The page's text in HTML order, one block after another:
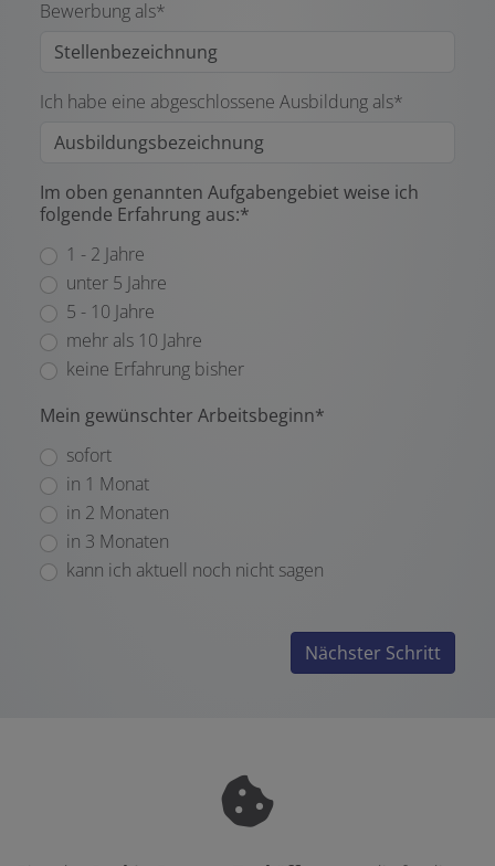
Bewerbung als*
Ich habe eine abgeschlossene Ausbildung als*
Im oben genannten Aufgabengebiet weise ich
folgende Erfahrung aus:*
1 - 2 Jahre
unter 5 Jahre
5 - 10 Jahre
mehr als 10 Jahre
keine Erfahrung bisher
Mein gewünschter Arbeitsbeginn*
sofort
in 1 Monat
in 2 Monaten
in 3 Monaten
kann ich aktuell noch nicht sagen
Nächster Schritt